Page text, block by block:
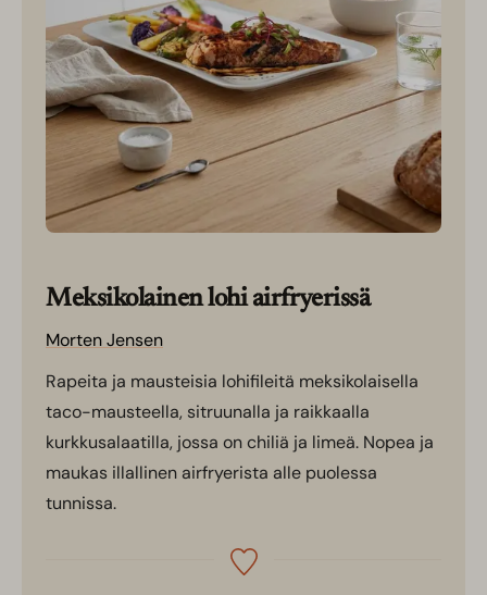
Meksikolainen lohi airfryerissä
Morten Jensen
Rapeita ja mausteisia lohifileitä meksikolaisella
taco-mausteella, sitruunalla ja raikkaalla
kurkkusalaatilla, jossa on chiliä ja limeä. Nopea ja
maukas illallinen airfryerista alle puolessa
tunnissa.